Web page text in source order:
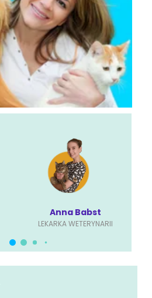
Anna Babst
LEKARKA WETERYNARII